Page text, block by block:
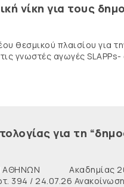
νίκη για τους
θεσμικού πλαισίου για
αγωγές SLAPPs-
για τη
ΑΘΗΝΩΝ
/ 24.07.26 Ανακοίνωση